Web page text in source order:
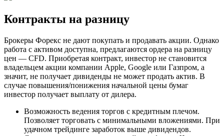
Контракты на разницу
Брокеры Форекс не дают покупать и продавать акции. Однако
работа с активом доступна, предлагаются ордера на разницу
цен — CFD. Приобретая контракт, инвестор не становится
владельцем акции компании Apple, Google или Газпром, а
значит, не получает дивиденды не может продать актив. В
случае повышения/понижения начальной цены бумаг
инвестор получает выплату от дилера.
Возможность ведения торгов с кредитным плечом.
Позволяет торговать с минимальными вложениями. При
удачном трейдинге заработок выше дивидендов.